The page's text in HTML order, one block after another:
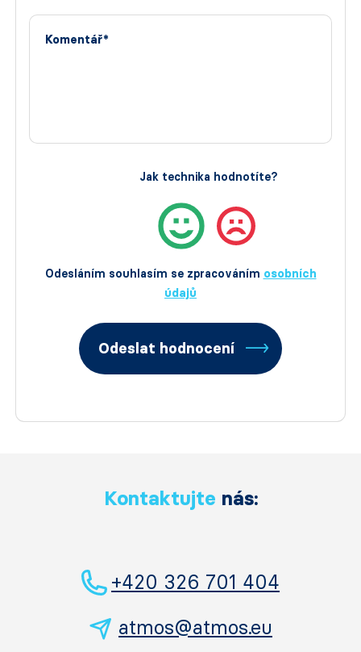
Komentář*
Odesláním souhlasím se zpracováním osobních
údajů
Jak technika hodnotíte?
Odeslat hodnocení
Kontaktujte nás:
+420 326 701 404
atmos@atmos.eu